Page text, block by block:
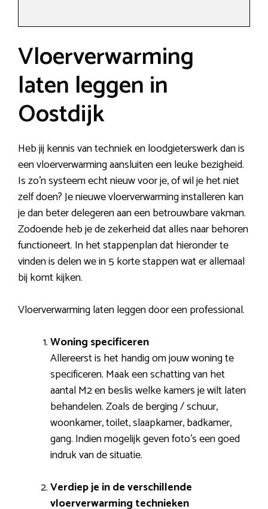
Vloerverwarming
laten leggen in
Oostdijk
Heb jij kennis van techniek en loodgieterswerk dan is
een vloerverwarming aansluiten een leuke bezigheid.
Is zo’n systeem echt nieuw voor je, of wil je het niet
zelf doen? Je nieuwe vloerverwarming installeren kan
je dan beter delegeren aan een betrouwbare vakman.
Zodoende heb je de zekerheid dat alles naar behoren
functioneert. In het stappenplan dat hieronder te
vinden is delen we in 5 korte stappen wat er allemaal
bij komt kijken.
Vloerverwarming laten leggen door een professional.
Woning specificeren
Allereerst is het handig om jouw woning te
specificeren. Maak een schatting van het
aantal M2 en beslis welke kamers je wilt laten
behandelen. Zoals de berging / schuur,
woonkamer, toilet, slaapkamer, badkamer,
gang. Indien mogelijk geven foto’s een goed
indruk van de situatie.
Verdiep je in de verschillende
vloerverwarming technieken